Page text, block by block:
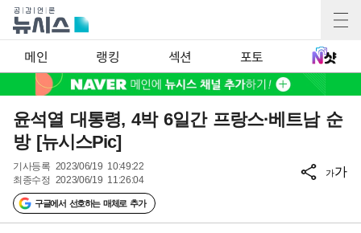
메인 랭킹 섹션 포토
윤석열 대통령, 4박 6일간 프랑스·베트남 순
방 [뉴시스Pic]
기사등록 2023/06/19 10:49:22
최종수정 2023/06/19 11:26:04
구글에서 선호하는 매체로 추가
가가